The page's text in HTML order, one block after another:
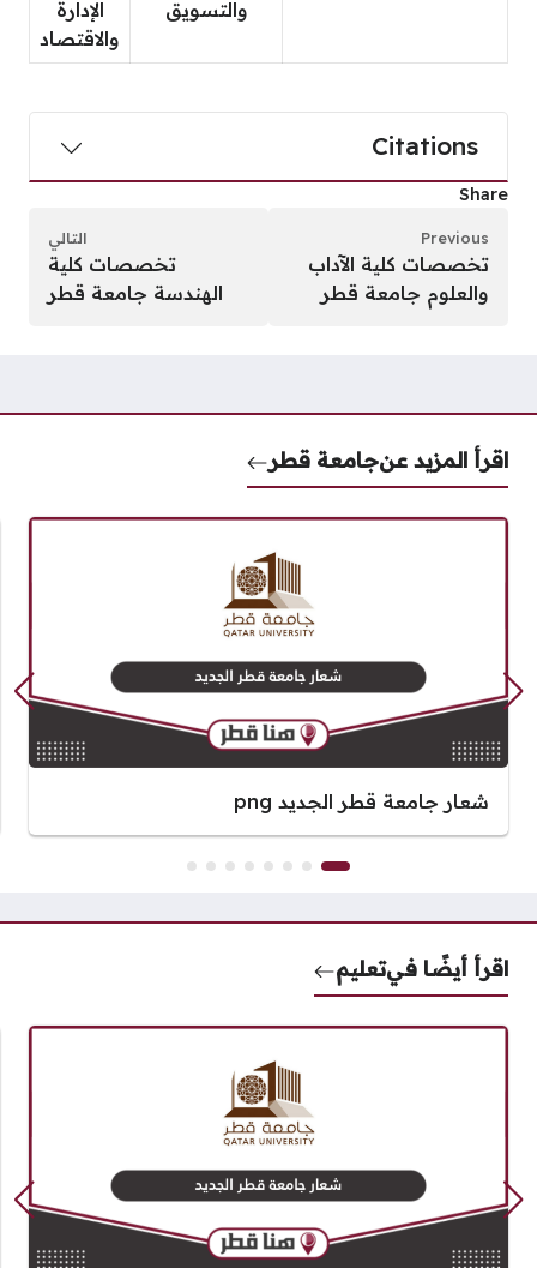
والتسويق
الإدارة
والاقتصاد
Citations
Share
Previous
تخصصات كلية الآداب
والعلوم جامعة قطر
التالي
تخصصات كلية
الهندسة جامعة قطر
اقرأ المزيد عنجامعة قطر
شعار جامعة قطر الجديد png
اقرأ أيضًا فيتعليم